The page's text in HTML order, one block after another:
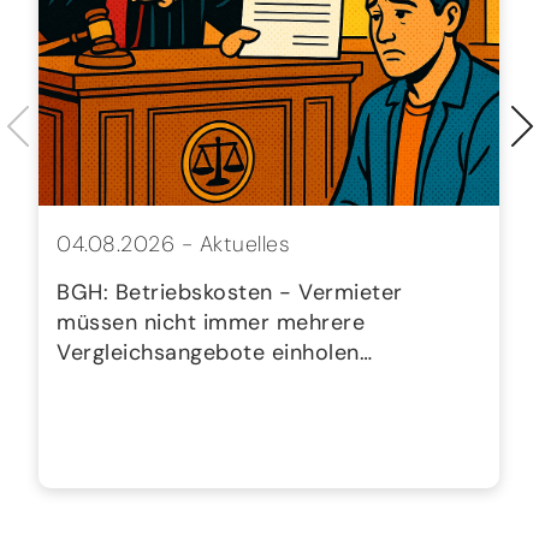
04.08.2026 - Aktuelles
BGH: Betriebskosten - Vermieter
müssen nicht immer mehrere
Vergleichsangebote einholen…